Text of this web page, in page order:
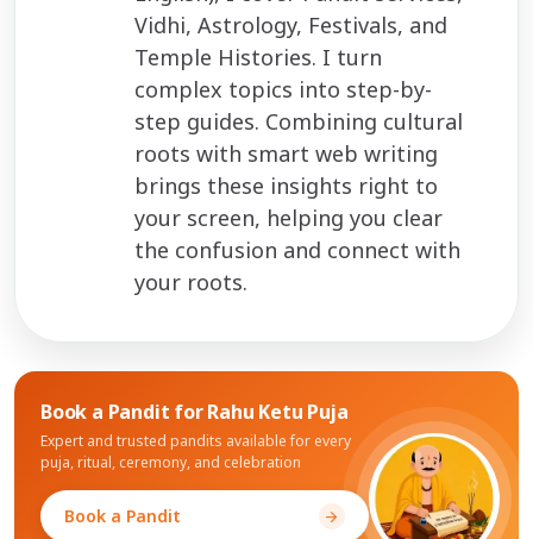
Vidhi, Astrology, Festivals, and
Temple Histories. I turn
complex topics into step-by-
step guides. Combining cultural
roots with smart web writing
brings these insights right to
your screen, helping you clear
the confusion and connect with
your roots.
Book a Pandit forRahu Ketu Puja
Expert and trusted pandits available for every
puja, ritual, ceremony, and celebration
Book a Pandit arrow_forward